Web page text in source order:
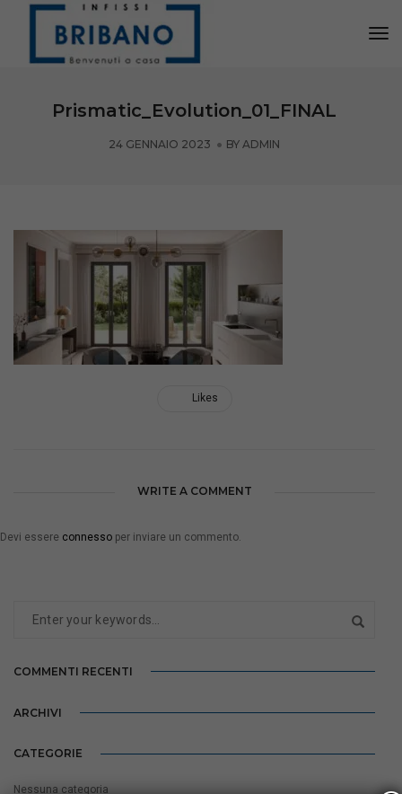
Prismatic_Evolution_01_FINAL
24 GENNAIO 2023 BY ADMIN
Likes
WRITE A COMMENT
Devi essere connesso per inviare un commento.
COMMENTI RECENTI
ARCHIVI
CATEGORIE
Nessuna categoria